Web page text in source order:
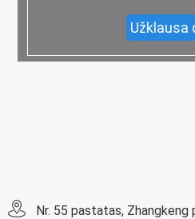
Užklausa
Nr. 55 pastatas, Zhangkeng